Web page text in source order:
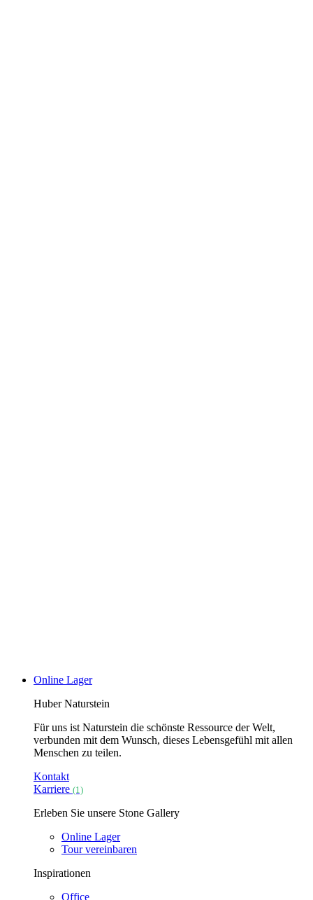
Online Lager
Huber Naturstein
Für uns ist Naturstein die schönste Ressource der Welt,
verbunden mit dem Wunsch, dieses Lebensgefühl mit allen
Menschen zu teilen.
Kontakt
Karriere (1)
Erleben Sie unsere Stone Gallery
Online Lager
Tour vereinbaren
Inspirationen
Office